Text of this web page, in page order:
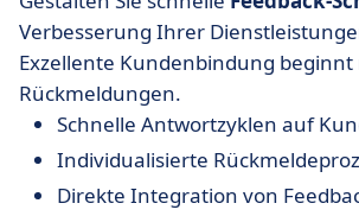
Verbesserung Ihrer
Exzellente Kundenbindung
Rückmeldungen.
Schnelle Antwortzyklen auf
Individualisierte
Direkte Integration von